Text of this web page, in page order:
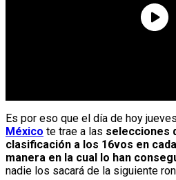
Es por eso que el día de hoy
México te trae a las selecciones
clasificación a los 16vos en
manera en la cual lo han
nadie los sacará de la siguiente